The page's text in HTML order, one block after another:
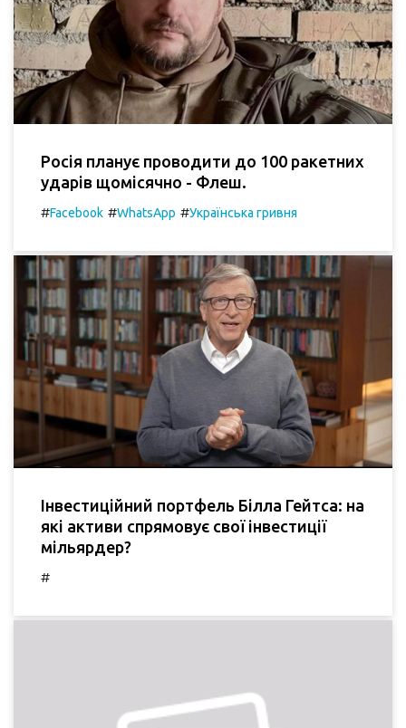
Росія планує проводити до 100 ракетних
ударів щомісячно - Флеш.
#Facebook #WhatsApp #Українська гривня
Інвестиційний портфель Білла Гейтса: на
які активи спрямовує свої інвестиції
мільярдер?
#